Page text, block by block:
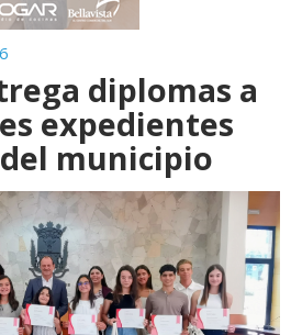
diplomas a
expedientes
municipio